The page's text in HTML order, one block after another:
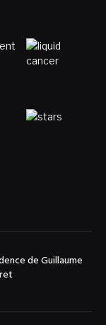
de Guillaume